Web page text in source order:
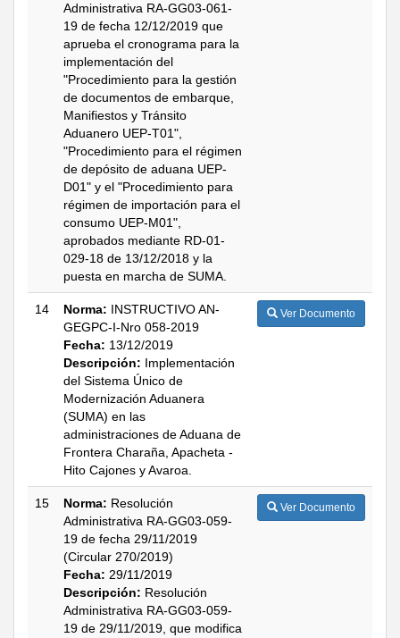
Administrativa RA-GG03-061-
19 de fecha 12/12/2019 que
aprueba el cronograma para la
implementación del
"Procedimiento para la gestión
de documentos de embarque,
Manifiestos y Tránsito
Aduanero UEP-T01",
"Procedimiento para el régimen
de depósito de aduana UEP-
D01" y el "Procedimiento para
régimen de importación para el
consumo UEP-M01",
aprobados mediante RD-01-
029-18 de 13/12/2018 y la
puesta en marcha de SUMA.
14 Norma: INSTRUCTIVO AN-
GEGPC-I-Nro 058-2019
Fecha: 13/12/2019
Descripción: Implementación
del Sistema Único de
Modernización Aduanera
(SUMA) en las
administraciones de Aduana de
Frontera Charaña, Apacheta -
Hito Cajones y Avaroa.
Ver Documento
15 Norma: Resolución
Administrativa RA-GG03-059-
19 de fecha 29/11/2019
(Circular 270/2019)
Fecha: 29/11/2019
Descripción: Resolución
Administrativa RA-GG03-059-
19 de 29/11/2019, que modifica
Ver Documento